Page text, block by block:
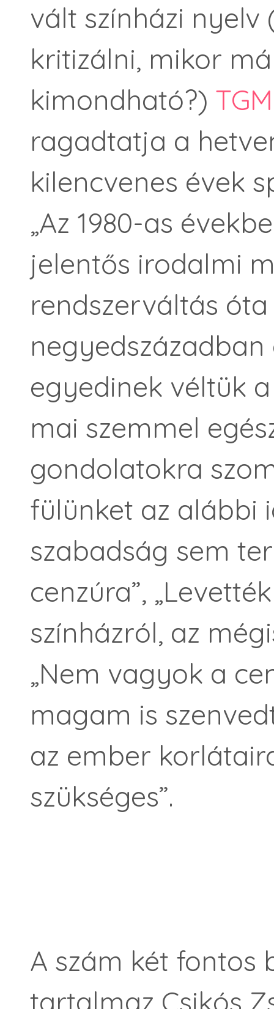
vált színházi nyelv
kritizálni, mikor
kimondható?)
ragadtatja a
kilencvenes évek
„Az 1980-as
jelentős irodalmi
rendszerváltás
negyedszázadban
egyedinek véltük
mai szemmel
gondolatokra
fülünket az alábbi
szabadság sem
cenzúra”,
színházról, az
„Nem vagyok a
magam is
az ember
szükséges”.
A szám két fontos
tartalmaz Csikós